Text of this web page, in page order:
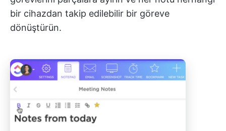
bir cihazdan takip edilebilir bir göreve
dönüştürün.